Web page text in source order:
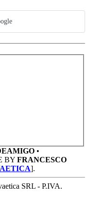
•
BY FRANCESCO
].
SRL - P.IVA.